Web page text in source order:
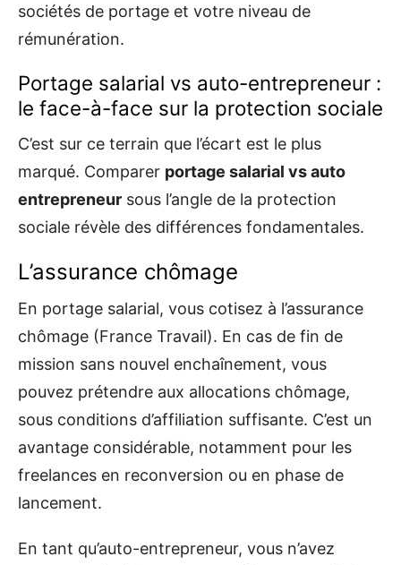
sociétés de portage et votre niveau de
rémunération.
Portage salarial vs auto-entrepreneur :
le face-à-face sur la protection sociale
C’est sur ce terrain que l’écart est le plus
marqué. Comparer portage salarial vs auto
entrepreneur sous l’angle de la protection
sociale révèle des différences fondamentales.
L’assurance chômage
En portage salarial, vous cotisez à l’assurance
chômage (France Travail). En cas de fin de
mission sans nouvel enchaînement, vous
pouvez prétendre aux allocations chômage,
sous conditions d’affiliation suffisante. C’est un
avantage considérable, notamment pour les
freelances en reconversion ou en phase de
lancement.
En tant qu’auto-entrepreneur, vous n’avez